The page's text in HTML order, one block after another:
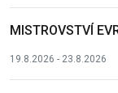
MISTROVSTVÍ
19.8.2026 - 23.8.2026